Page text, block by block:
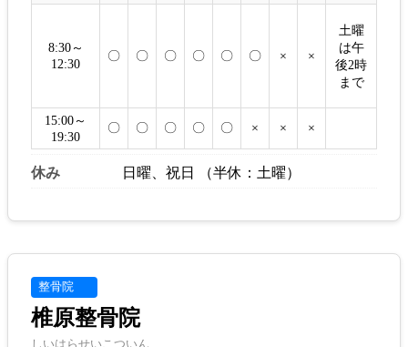
8:30～
12:30
〇 〇 〇 〇 〇 〇 × ×
土曜
は午
後2時
まで
15:00～
19:30
〇 〇 〇 〇 〇 × × ×
休み 日曜、祝日 （半休：土曜）
整骨院
椎原整骨院